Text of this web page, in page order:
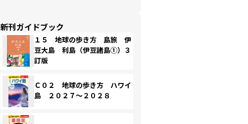
新刊ガイドブック
１５ 地球の歩き方 島旅 伊
豆大島 利島（伊豆諸島①）３
訂版
Ｃ０２ 地球の歩き方 ハワイ
島 ２０２７～２０２８